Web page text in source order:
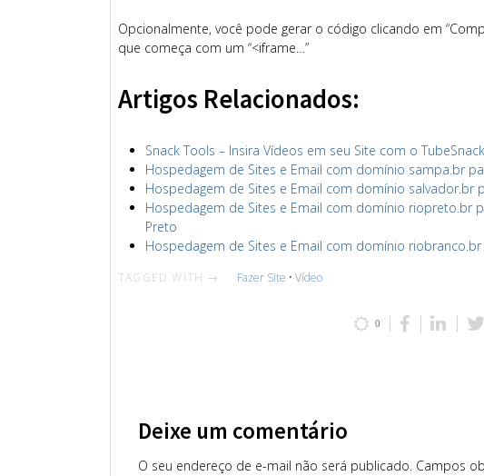
Opcionalmente, você pode gerar o código clicando em
que começa com um “<iframe…”
Artigos Relacionados:
Snack Tools – Insira Vídeos em seu Site com o TubeSnack
Hospedagem de Sites e Email com domínio sampa.br
Hospedagem de Sites e Email com domínio salvador.br
Hospedagem de Sites e Email com domínio riopreto.br
Preto
Hospedagem de Sites e Email com domínio
TAGGED WITH → Fazer Site • Vídeo
0
Deixe um comentário
O seu endereço de e-mail não será publicado. Campos